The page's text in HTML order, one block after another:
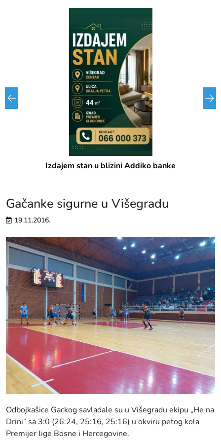
Izdajem stan u blizini Addiko banke
Gačanke sigurne u Višegradu
19.11.2016.
Odbojkašice Gackog savladale su u Višegradu ekipu „He na
Drini“ sa 3:0 (26:24, 25:16, 25:16) u okviru petog kola
Premijer lige Bosne i Hercegovine.